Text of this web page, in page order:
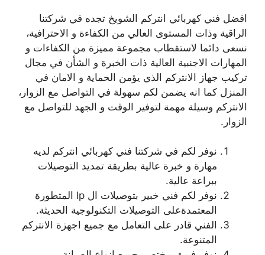
افضل فني كهربائي انتركم الشويخ تجده في شركتنا
الراقية وذات المستوى العالي من الكفاءة و الاحترافية،
نسعى دائما لاستقطاب مجموعة مميزة من الكفاءات و
المهارات الاجنبية العالية ذات الخبرة و الشأن في مجال
تركيب جهاز الانتركم الذي يؤمن الحماية و الامان في
المنزل كما انه يضمن لكم سهولة في التواصل مع الزوار،
الانتركم وسيلة مهمة لتوفير الوقت و الجهد للتواصل مع
الزوار.
نوفر لكم في شركتنا فني كهربائي انتركم لديه
مهارة و خبرة عالية بطريقة تمديد التوصيلات
ببراعة عالية.
نوفر لكم فني خبير بتوصيلات ال lp المتطورة
المعتمدةعلى التوصيلات التكنولوجية الحديثة.
الفني قادر على التعامل مع جميع اجهزة الانتركم
المتنوعة.